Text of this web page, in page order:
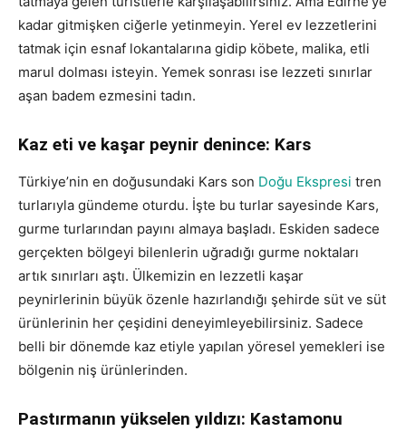
kadar gitmişken ciğerle yetinmeyin. Yerel ev lezzetlerini
tatmak için esnaf lokantalarına gidip köbete, malika, etli
marul dolması isteyin. Yemek sonrası ise lezzeti sınırlar
aşan badem ezmesini tadın.
Kaz eti ve kaşar peynir denince: Kars
Türkiye’nin en doğusundaki Kars son Doğu Ekspresi tren
turlarıyla gündeme oturdu. İşte bu turlar sayesinde Kars,
gurme turlarından payını almaya başladı. Eskiden sadece
gerçekten bölgeyi bilenlerin uğradığı gurme noktaları
artık sınırları aştı. Ülkemizin en lezzetli kaşar
peynirlerinin büyük özenle hazırlandığı şehirde süt ve süt
ürünlerinin her çeşidini deneyimleyebilirsiniz. Sadece
belli bir dönemde kaz etiyle yapılan yöresel yemekleri ise
bölgenin niş ürünlerinden.
Pastırmanın yükselen yıldızı: Kastamonu